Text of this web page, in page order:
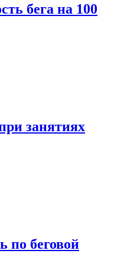
бега на 100
занятиях
по беговой